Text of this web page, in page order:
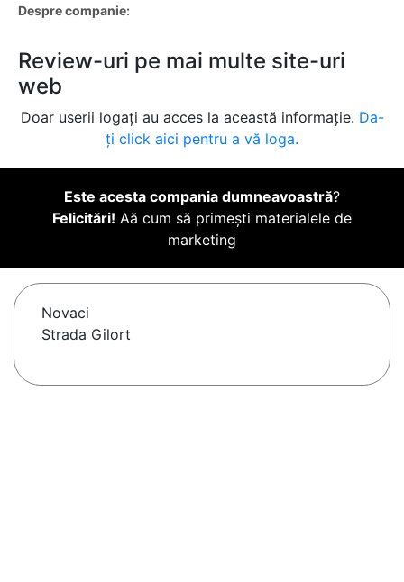
Despre companie:
Review-uri pe mai multe site-uri
web
Doar userii logați au acces la această informație. Da-
ți click aici pentru a vă loga.
Este acesta compania dumneavoastră?
Felicitări! Aă cum să primești materialele de
marketing
Novaci
Strada Gilort